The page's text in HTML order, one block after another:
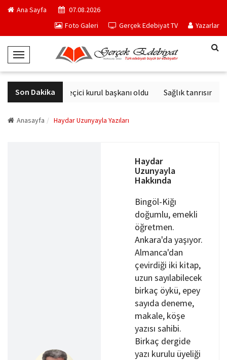
Ana Sayfa
07.08.2026
Foto Galeri
Gerçek Edebiyat TV Yazarlar
T
o
g
g
e
Son Dakika
Derviş Zaim seçici kurul başkanı oldu Sağlık tanrısının
Anasayfa Haydar Uzunyayla Yazıları
Haydar
Uzunyayla
Hakkında
Bingöl-Kiğı
doğumlu, emekli
öğretmen.
Ankara'da yaşıyor.
Almanca'dan
çevirdiği iki kitap,
uzun sayılabilecek
birkaç öykü, epey
sayıda deneme,
makale, köşe
yazısı sahibi.
Birkaç dergide
yazı kurulu üyeliği